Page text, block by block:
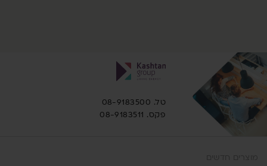
טל. 08-9183500
פקס. 08-9183511